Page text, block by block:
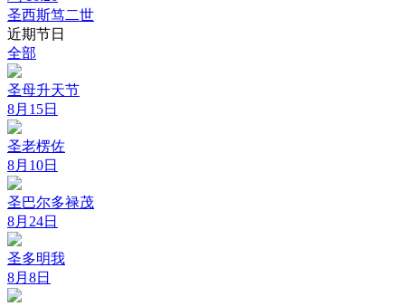
圣西斯笃二世
近期节日
全部
圣母升天节
8月15日
圣老楞佐
8月10日
圣巴尔多禄茂
8月24日
圣多明我
8月8日